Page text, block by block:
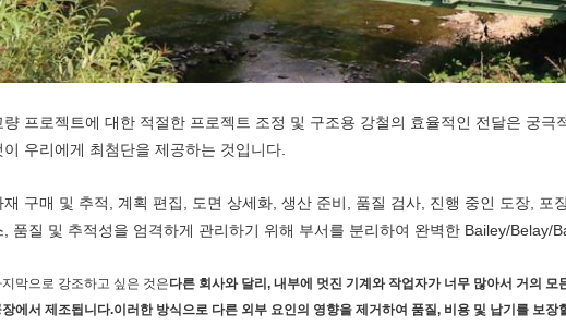
량 프로젝트에 대한 적절한 프로젝트 조정 및 구조용 강철의 효율적인 전달은 궁극
이 우리에게 최첨단을 제공하는 것입니다.
재 구매 및 추적, 계획 편집, 도면 상세화, 생산 준비, 품질 검사, 진행 중인 도장, 포
, 품질 및 추적성을 엄격하게 관리하기 위해 부서를 분리하여 완벽한 Bailey/Belay/
지막으로 강조하고 싶은 것은다른 회사와 달리, 내부에 멋진 기계와 작업자가 너무 많아서 거의 모
장에서 제조됩니다.이러한 방식으로 다른 외부 요인의 영향을 제거하여 품질, 비용 및 납기를 보장